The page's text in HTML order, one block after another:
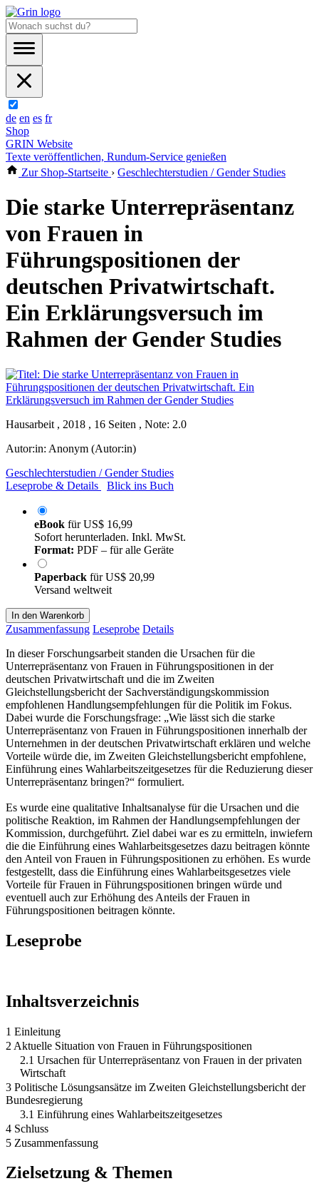
de en es fr
Shop
GRIN Website
Texte veröffentlichen, Rundum-Service genießen
Zur Shop-Startseite › Geschlechterstudien / Gender Studies
Die starke Unterrepräsentanz
von Frauen in
Führungspositionen der
deutschen Privatwirtschaft.
Ein Erklärungsversuch im
Rahmen der Gender Studies
Hausarbeit , 2018 , 16 Seiten , Note: 2.0
Autor:in: Anonym (Autor:in)
Geschlechterstudien / Gender Studies
Leseprobe & Details
Blick ins Buch
eBook fürUS$ 16,99
Sofort herunterladen. Inkl. MwSt.
Format: PDF – für alle Geräte
Paperback fürUS$ 20,99
Versand weltweit
In den Warenkorb
Zusammenfassung Leseprobe Details
In dieser Forschungsarbeit standen die Ursachen für die
Unterrepräsentanz von Frauen in Führungspositionen in der
deutschen Privatwirtschaft und die im Zweiten
Gleichstellungsbericht der Sachverständigungskommission
empfohlenen Handlungsempfehlungen für die Politik im Fokus.
Dabei wurde die Forschungsfrage: „Wie lässt sich die starke
Unterrepräsentanz von Frauen in Führungspositionen innerhalb der
Unternehmen in der deutschen Privatwirtschaft erklären und welche
Vorteile würde die, im Zweiten Gleichstellungsbericht empfohlene,
Einführung eines Wahlarbeitszeitgesetzes für die Reduzierung dieser
Unterrepräsentanz bringen?“ formuliert.
Es wurde eine qualitative Inhaltsanalyse für die Ursachen und die
politische Reaktion, im Rahmen der Handlungsempfehlungen der
Kommission, durchgeführt. Ziel dabei war es zu ermitteln, inwiefern
die die Einführung eines Wahlarbeitsgesetzes dazu beitragen könnte
den Anteil von Frauen in Führungspositionen zu erhöhen. Es wurde
festgestellt, dass die Einführung eines Wahlarbeitsgesetzes viele
Vorteile für Frauen in Führungspositionen bringen würde und
eventuell auch zur Erhöhung des Anteils der Frauen in
Führungspositionen beitragen könnte.
Leseprobe
Inhaltsverzeichnis
1 Einleitung
2 Aktuelle Situation von Frauen in Führungspositionen
2.1 Ursachen für Unterrepräsentanz von Frauen in der privaten
Wirtschaft
3 Politische Lösungsansätze im Zweiten Gleichstellungsbericht der
Bundesregierung
3.1 Einführung eines Wahlarbeitszeitgesetzes
4 Schluss
5 Zusammenfassung
Zielsetzung & Themen